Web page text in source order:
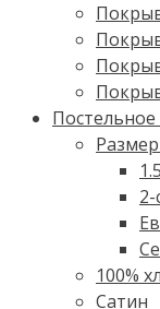
Постельное
100%
Cатин